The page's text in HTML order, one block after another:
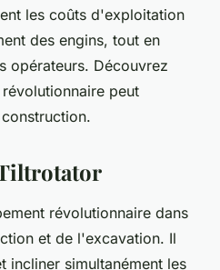
les coûts d'exploitation
des engins, tout en
opérateurs. Découvrez
peut
révolutionnaire dans
et de l'excavation. Il
incliner simultanément les